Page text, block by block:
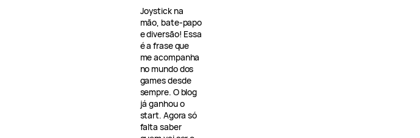
Joystick na
mão, bate-papo
e diversão! Essa
é a frase que
me acompanha
no mundo dos
games desde
sempre. O blog
já ganhou o
start. Agora só
falta saber